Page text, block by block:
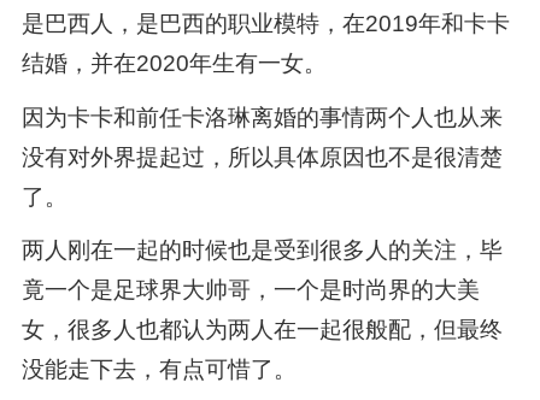
是巴西人，是巴西的职业模特，在2019年和卡卡
结婚，并在2020年生有一女。
因为卡卡和前任卡洛琳离婚的事情两个人也从来
没有对外界提起过，所以具体原因也不是很清楚
了。
两人刚在一起的时候也是受到很多人的关注，毕
竟一个是足球界大帅哥，一个是时尚界的大美
女，很多人也都认为两人在一起很般配，但最终
没能走下去，有点可惜了。